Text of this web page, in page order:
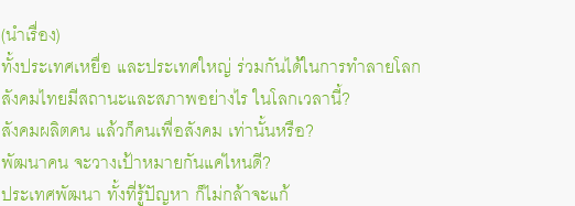
(นำเรื่อง)
ทั้งประเทศเหยื่อ และประเทศใหญ่ ร่วมกันได้ในการทำลายโลก
สังคมไทยมีสถานะและสภาพอย่างไร ในโลกเวลานี้?
สังคมผลิตคน แล้วก็คนเพื่อสังคม เท่านั้นหรือ?
พัฒนาคน จะวางเป้าหมายกันแค่ไหนดี?
ประเทศพัฒนา ทั้งที่รู้ปัญหา ก็ไม่กล้าจะแก้